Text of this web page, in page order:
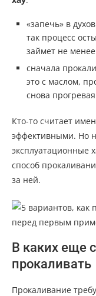
«запечь» в
так процесс
займет не
сначала
это с маслом,
снова
Кто-то считает
эффективными. Но
эксплуатационные
способ
за ней.
В каких еще
прокаливать
Прокаливание